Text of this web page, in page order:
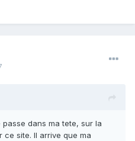
dans ma tete, sur la
ce site. Il arrive que ma